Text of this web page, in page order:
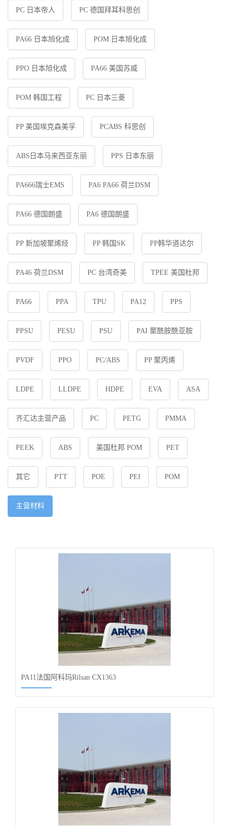
PC 日本帝人 PC 德国拜耳科思创
PA66 日本旭化成 POM 日本旭化成
PPO 日本旭化成 PA66 美国苏威
POM 韩国工程 PC 日本三菱
PP 美国埃克森美孚 PCABS 科思创
ABS日本马来西亚东丽 PPS 日本东丽
PA666瑞士EMS PA6 PA66 荷兰DSM
PA66 德国朗盛 PA6 德国朗盛
PP 新加坡聚烯烃 PP 韩国SK PP韩华道达尔
PA46 荷兰DSM PC 台湾奇美 TPEE 美国杜邦
PA66 PPA TPU PA12 PPS
PPSU PESU PSU PAI 聚酰胺酰亚胺
PVDF PPO PC/ABS PP 聚丙烯
LDPE LLDPE HDPE EVA ASA
齐汇达主营产品 PC PETG PMMA
PEEK ABS 美国杜邦 POM PET
其它 PTT POE PEI POM
主营材料
PA11法国阿科玛Rilsan CX1363